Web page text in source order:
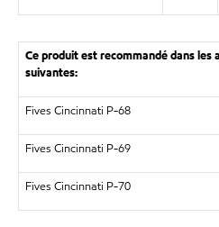
Ce produit est recommandé dans les
suivantes:
Fives Cincinnati P-68
Fives Cincinnati P-69
Fives Cincinnati P-70